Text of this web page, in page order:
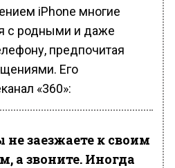
iPhone многие
с родными и даже
предпочитая
Его
«360»:
не заезжаете к своим
а звоните. Иногда